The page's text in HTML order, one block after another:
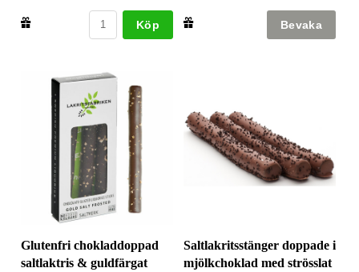
Köp
Glutenfri chokladdoppad
saltlaktris & guldfärgat
Saltlakritsstänger doppade i
mjölkchoklad med strösslat